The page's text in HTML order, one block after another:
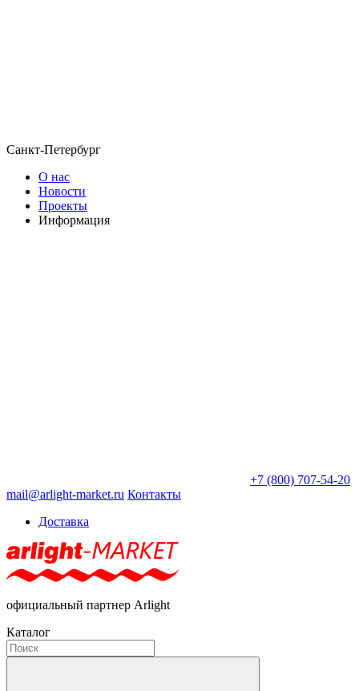
Санкт-Петербург
О нас
Новости
Проекты
Информация
+7 (800) 707-54-20
mail@arlight-market.ru Контакты
Доставка
официальный партнер Arlight
Каталог